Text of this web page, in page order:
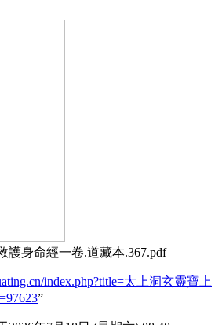
護身命經一卷.道藏本.367.pdf
index.php?title=太上洞玄靈寶上
”